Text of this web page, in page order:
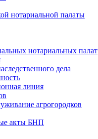
нотариальной палаты
нотариальных палат
дела
линия
агрогородков
акты БНП